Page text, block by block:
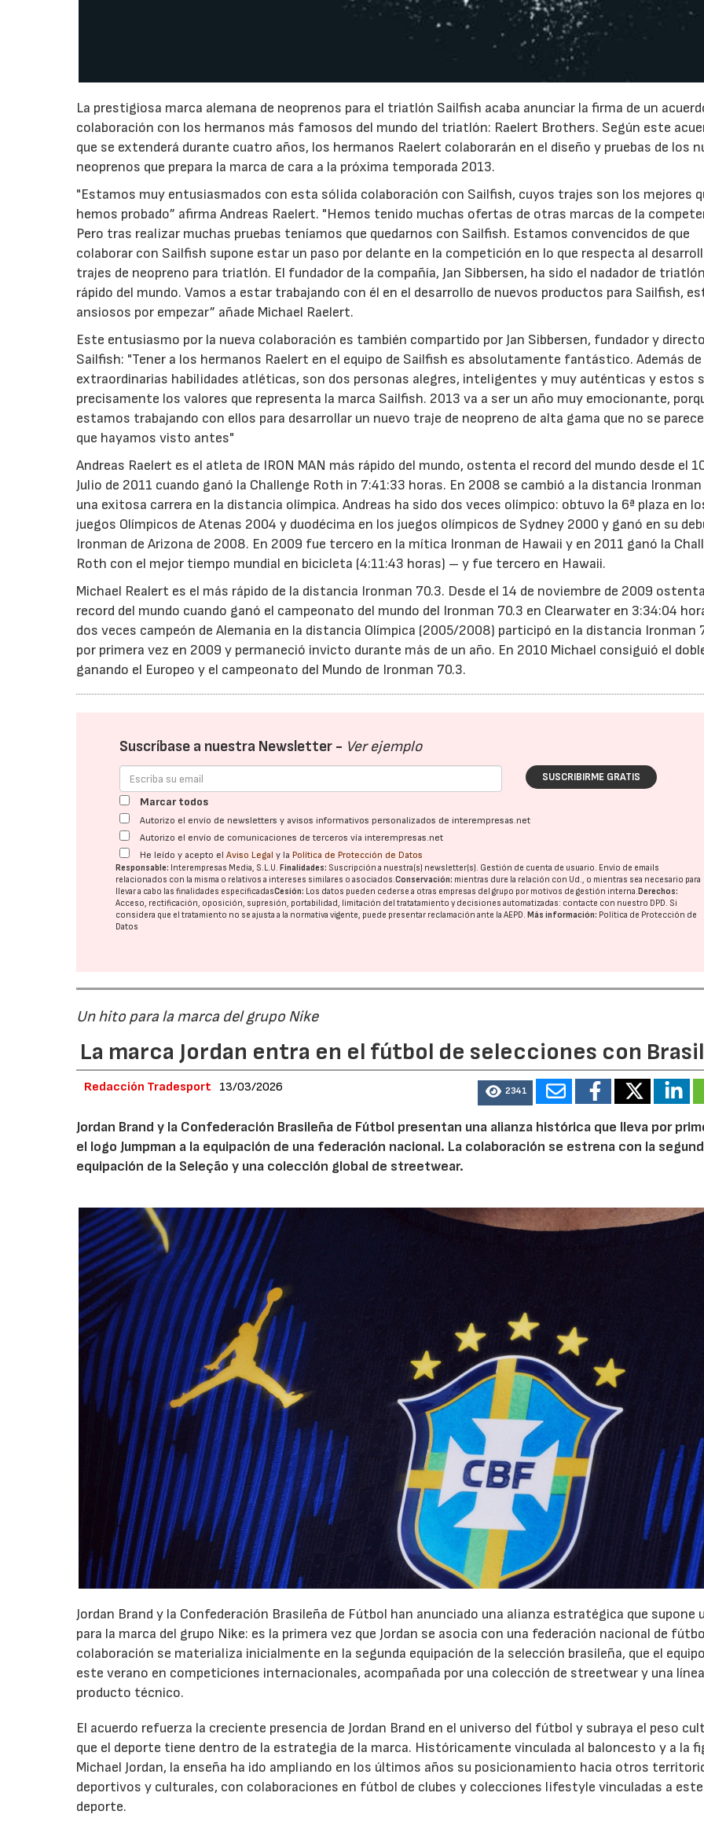
La prestigiosa marca alemana de neoprenos para el triatlón Sailfish acaba anunciar la firma de un
colaboración con los hermanos más famosos del mundo del triatlón: Raelert Brothers. Según este
que se extenderá durante cuatro años, los hermanos Raelert colaborarán en el diseño y pruebas de los
neoprenos que prepara la marca de cara a la próxima temporada 2013.
"Estamos muy entusiasmados con esta sólida colaboración con Sailfish, cuyos trajes son los mejores
hemos probado” afirma Andreas Raelert. "Hemos tenido muchas ofertas de otras marcas de la
Pero tras realizar muchas pruebas teníamos que quedarnos con Sailfish. Estamos convencidos de que
colaborar con Sailfish supone estar un paso por delante en la competición en lo que respecta al
trajes de neopreno para triatlón. El fundador de la compañía, Jan Sibbersen, ha sido el nadador de
rápido del mundo. Vamos a estar trabajando con él en el desarrollo de nuevos productos para Sailfish,
ansiosos por empezar” añade Michael Raelert.
Este entusiasmo por la nueva colaboración es también compartido por Jan Sibbersen, fundador y
Sailfish: "Tener a los hermanos Raelert en el equipo de Sailfish es absolutamente fantástico. Además
extraordinarias habilidades atléticas, son dos personas alegres, inteligentes y muy auténticas y estos
precisamente los valores que representa la marca Sailfish. 2013 va a ser un año muy emocionante,
estamos trabajando con ellos para desarrollar un nuevo traje de neopreno de alta gama que no se
que hayamos visto antes"
Andreas Raelert es el atleta de IRON MAN más rápido del mundo, ostenta el record del mundo desde el
Julio de 2011 cuando ganó la Challenge Roth in 7:41:33 horas. En 2008 se cambió a la distancia
una exitosa carrera en la distancia olímpica. Andreas ha sido dos veces olímpico: obtuvo la 6ª plaza en
juegos Olímpicos de Atenas 2004 y duodécima en los juegos olímpicos de Sydney 2000 y ganó en su
Ironman de Arizona de 2008. En 2009 fue tercero en la mítica Ironman de Hawaii y en 2011 ganó la
Roth con el mejor tiempo mundial en bicicleta (4:11:43 horas) – y fue tercero en Hawaii.
Michael Realert es el más rápido de la distancia Ironman 70.3. Desde el 14 de noviembre de 2009
record del mundo cuando ganó el campeonato del mundo del Ironman 70.3 en Clearwater en 3:34:04
dos veces campeón de Alemania en la distancia Olímpica (2005/2008) participó en la distancia Ironman
por primera vez en 2009 y permaneció invicto durante más de un año. En 2010 Michael consiguió el
ganando el Europeo y el campeonato del Mundo de Ironman 70.3.
Suscríbase a nuestra Newsletter - Ver ejemplo
SUSCRIBIRME GRATIS
Marcar todos
Autorizo el envío de newsletters y avisos informativos personalizados de interempresas.net
Autorizo el envío de comunicaciones de terceros vía interempresas.net
He leído y acepto elAviso Legal y la Política de Protección de Datos
Responsable: Interempresas Media, S.L.U. Finalidades: Suscripción a nuestra(s) newsletter(s). Gestión de cuenta de usuario. Envío de emails
relacionados con la misma o relativos a intereses similares o asociados.Conservación: mientras dure la relación con Ud., o mientras sea necesario para
llevar a cabo las finalidades especificadasCesión: Los datos pueden cederse a otras empresas del grupo por motivos de gestión interna. Derechos:
Acceso, rectificación, oposición, supresión, portabilidad, limitación del tratatamiento y decisiones automatizadas: contacte con nuestro DPD. Si
considera que el tratamiento no se ajusta a la normativa vigente, puede presentar reclamación ante laAEPD. Más información: Política de Protección de
Datos
Un hito para la marca del grupo Nike
La marca Jordan entra en el fútbol de selecciones con Brasil
Redacción Tradesport 13/03/2026 2341
Jordan Brand y la Confederación Brasileña de Fútbol presentan una alianza histórica que lleva por
el logo Jumpman a la equipación de una federación nacional. La colaboración se estrena con la
equipación de la Seleção y una colección global de streetwear.
Jordan Brand y la Confederación Brasileña de Fútbol han anunciado una alianza estratégica que supone
para la marca del grupo Nike: es la primera vez que Jordan se asocia con una federación nacional de
colaboración se materializa inicialmente en la segunda equipación de la selección brasileña, que el
este verano en competiciones internacionales, acompañada por una colección de streetwear y una
producto técnico.
El acuerdo refuerza la creciente presencia de Jordan Brand en el universo del fútbol y subraya el peso
que el deporte tiene dentro de la estrategia de la marca. Históricamente vinculada al baloncesto y a la
Michael Jordan, la enseña ha ido ampliando en los últimos años su posicionamiento hacia otros
deportivos y culturales, con colaboraciones en fútbol de clubes y colecciones lifestyle vinculadas a este
deporte.